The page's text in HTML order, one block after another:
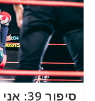
סיפור